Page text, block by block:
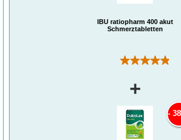
Schmerzen, Entzündungen und Fieber werden im
Gewebshormonen verursacht, die man als
400 mg akut
verträglich und laktose- sowie glutenfrei. Außerdem
IBU ratiopharm 400 akut
Schmerztabletten
(264)
+